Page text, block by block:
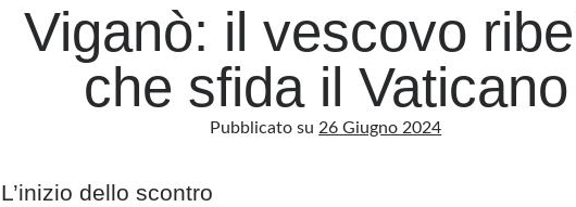
Viganò: il vescovo
che sfida il Vaticano
Pubblicato su26 Giugno 2024
L’inizio dello scontro